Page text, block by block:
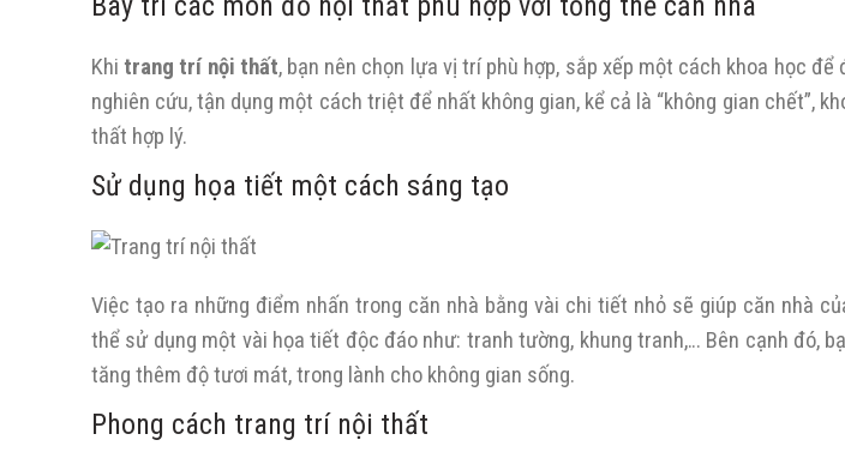
Khi trang trí nội thất, bạn nên chọn lựa vị trí phù hợp, sắp xếp một cách khoa học
nghiên cứu, tận dụng một cách triệt để nhất không gian, kể cả là “không gian chết”,
thất hợp lý.
Sử dụng họa tiết một cách sáng tạo
Việc tạo ra những điểm nhấn trong căn nhà bằng vài chi tiết nhỏ sẽ giúp căn nhà
thể sử dụng một vài họa tiết độc đáo như: tranh tường, khung tranh,… Bên cạnh đó,
tăng thêm độ tươi mát, trong lành cho không gian sống.
Phong cách trang trí nội thất